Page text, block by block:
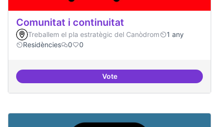
Comunitat i continuitat
Treballem el pla estratègic del Canòdrom
1 any
Residències
0 0
VoteComunitat i continuitat